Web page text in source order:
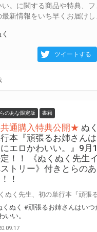
。に関する商品や特典、
新情報をいち早くお届けし
ツイートする
のあな限定版 書籍
通購入特典公開★ ぬ
本『頑張るお姉さん
エロかわいい。』9月
！！ 《ぬくぬく先生
トリー》付きとらの
！
くぬく #頑張るお姉さんはいつ
いい。